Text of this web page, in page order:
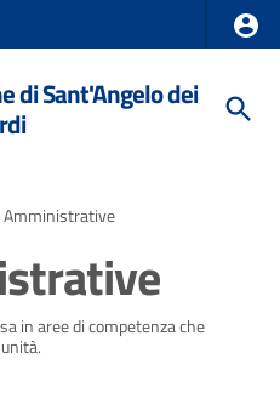
di Sant'Angelo dei
Amministrative
in aree di competenza che